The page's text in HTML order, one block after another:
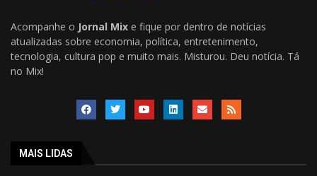
Acompanhe o Jornal Mix e fique por dentro de notícias
atualizadas sobre economia, política, entretenimento,
tecnologia, cultura pop e muito mais. Misturou. Deu notícia. Tá
no Mix!
MAIS LIDAS